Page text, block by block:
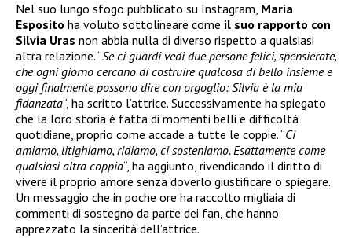
Nel suo lungo sfogo pubblicato su Instagram, Maria
Esposito ha voluto sottolineare come il suo rapporto con
Silvia Uras non abbia nulla di diverso rispetto a qualsiasi
altra relazione. “Se ci guardi vedi due persone felici, spensierate,
che ogni giorno cercano di costruire qualcosa di bello insieme e
oggi finalmente possono dire con orgoglio: Silvia è la mia
fidanzata“, ha scritto l’attrice. Successivamente ha spiegato
che la loro storia è fatta di momenti belli e difficoltà
quotidiane, proprio come accade a tutte le coppie. “Ci
amiamo, litighiamo, ridiamo, ci sosteniamo. Esattamente come
qualsiasi altra coppia“, ha aggiunto, rivendicando il diritto di
vivere il proprio amore senza doverlo giustificare o spiegare.
Un messaggio che in poche ore ha raccolto migliaia di
commenti di sostegno da parte dei fan, che hanno
apprezzato la sincerità dell’attrice.